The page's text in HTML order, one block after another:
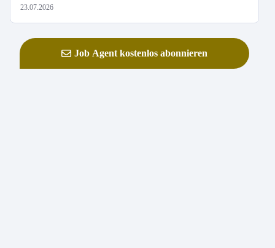
23.07.2026
Job Agent kostenlos abonnieren